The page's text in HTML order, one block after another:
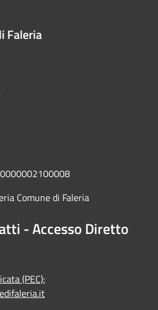
Faleria
Comune di Faleria
- Accesso Diretto
(PEC):